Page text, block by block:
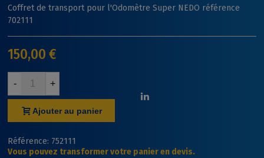
Coffret de transport pour l'Odomètre Super NEDO référence
702111
150,00 €
- +
Ajouter au panier
Référence: 752111
Vous pouvez transformer votre panier en devis.